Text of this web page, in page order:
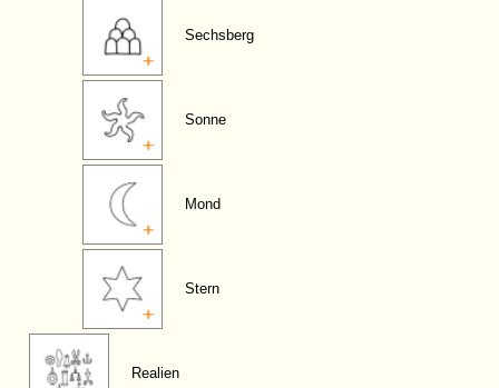
Sechsberg
Sonne
Mond
Stern
Realien